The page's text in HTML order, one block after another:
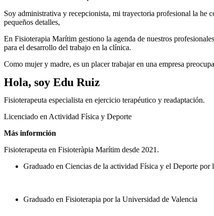
Soy administrativa y recepcionista, mi trayectoria profesional la he
pequeños detalles,
En Fisioterapia Marítim gestiono la agenda de nuestros
para el desarrollo del trabajo en la clínica.
Como mujer y madre, es un placer trabajar en una empresa
Hola, soy Edu Ruiz
Fisioterapeuta especialista en ejercicio terapéutico y readaptación.
Licenciado en Actividad Física y Deporte
Más informción
Fisioterapeuta en Fisioteràpia Marítim desde 2021.
Graduado en Ciencias de la actividad Física y el Deporte por
Graduado en Fisioterapia por la Universidad de Valencia